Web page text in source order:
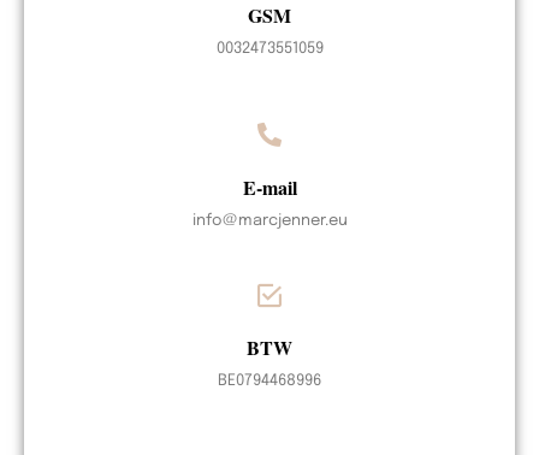
GSM
0032473551059
E-mail
info@marcjenner.eu
BTW
BE0794468996